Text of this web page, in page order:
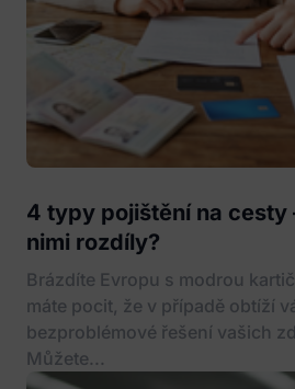
4 typy pojištění na cesty
nimi rozdíly?
Brázdíte Evropu s modrou
máte pocit, že v případě obtíží
bezproblémové řešení vašich
Můžete...